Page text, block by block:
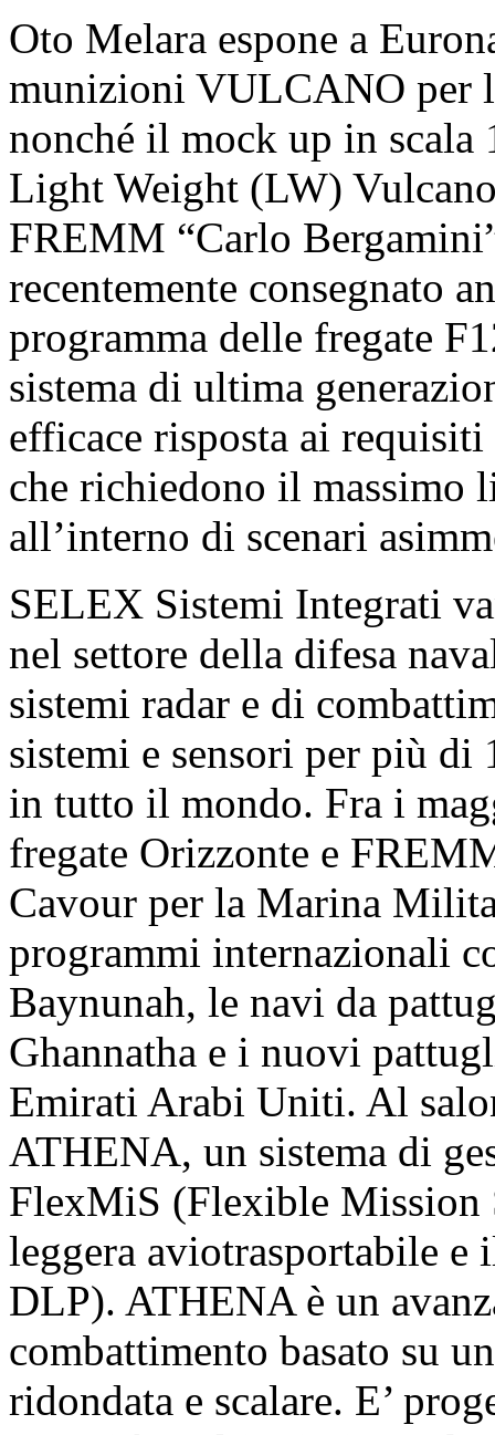
Oto Melara espone a
munizioni VULCANO per
nonché il mock up in scala
Light Weight (LW)
FREMM “Carlo
recentemente consegnato
programma delle fregate
sistema di ultima
efficace risposta ai
che richiedono il massimo
all’interno di scenari
SELEX Sistemi Integrati
nel settore della difesa
sistemi radar e di
sistemi e sensori per più
in tutto il mondo. Fra i
fregate Orizzonte e
Cavour per la Marina
programmi internazionali
Baynunah, le navi da
Ghannatha e i nuovi
Emirati Arabi Uniti. Al
ATHENA, un sistema di
FlexMiS (Flexible Mission
leggera aviotrasportabile
DLP). ATHENA è un
combattimento basato su
ridondata e scalare. E’